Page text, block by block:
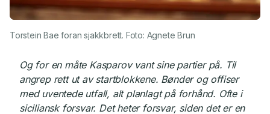
Torstein Bae foran sjakkbrett. Foto: Agnete Brun
Og for en måte Kasparov vant sine partier på. Til
angrep rett ut av startblokkene. Bønder og offiser
med uventede utfall, alt planlagt på forhånd. Ofte i
siciliansk forsvar. Det heter forsvar, siden det er en